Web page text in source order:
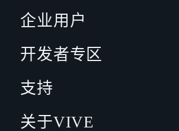
企业用户
开发者专区
支持
关于VIVE